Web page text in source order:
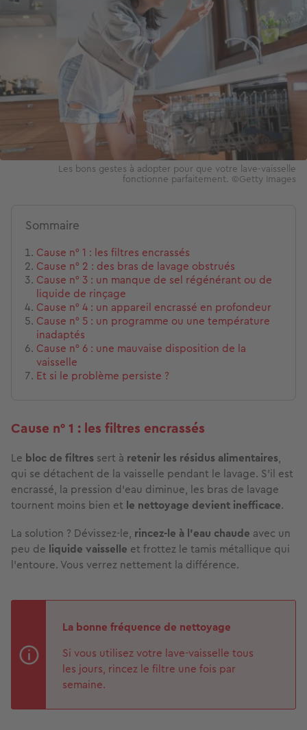
Les bons gestes à adopter pour que votre lave-vaisselle
fonctionne parfaitement. ©Getty Images
Sommaire
Cause n° 1 : les filtres encrassés
Cause n° 2 : des bras de lavage obstrués
Cause n° 3 : un manque de sel régénérant ou de
liquide de rinçage
Cause n° 4 : un appareil encrassé en profondeur
Cause n° 5 : un programme ou une température
inadaptés
Cause n° 6 : une mauvaise disposition de la
vaisselle
Et si le problème persiste ?
Cause n° 1 : les filtres encrassés
Le bloc de filtres sert à retenir les résidus alimentaires,
qui se détachent de la vaisselle pendant le lavage. S’il est
encrassé, la pression d’eau diminue, les bras de lavage
tournent moins bien et le nettoyage devient inefficace.
La solution ? Dévissez-le, rincez-le à l’eau chaude avec un
peu de liquide vaisselle et frottez le tamis métallique qui
l’entoure. Vous verrez nettement la différence.
La bonne fréquence de nettoyage
Si vous utilisez votre lave-vaisselle tous
les jours, rincez le filtre une fois par
semaine.